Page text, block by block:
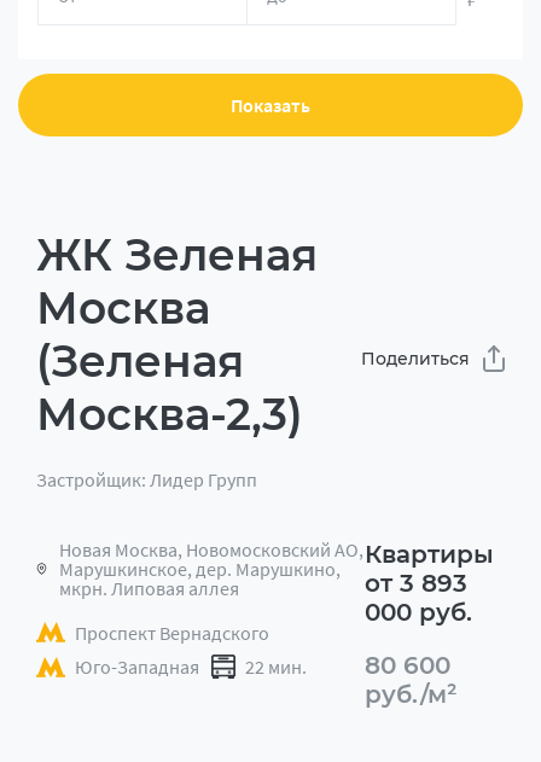
Показать
ЖК Зеленая
Москва
(Зеленая
Москва-2,3)
Застройщик: Лидер Групп
Поделиться
Новая Москва, Новомосковский АО,
Марушкинское, дер. Марушкино,
мкрн. Липовая аллея
Проспект Вернадского
Юго-Западная
22 мин.
Квартиры
от 3 893
000 руб.
80 600
руб./м²